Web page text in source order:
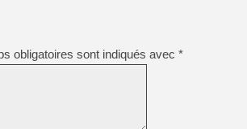
[LS] [PS5] ps5-y2jb-
[GK] Pourquoi Marvel
[GK] Test : Restory : Chill
[GK] GTA 6 : Rockstar
[GK] Hot Wheels Infinite
[GK] Mémoire cash -
[GK] Résultats Nintendo :
[GK] Déjà des
obligatoires sont indiqués avec *